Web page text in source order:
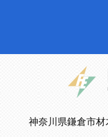
神奈川県鎌倉市